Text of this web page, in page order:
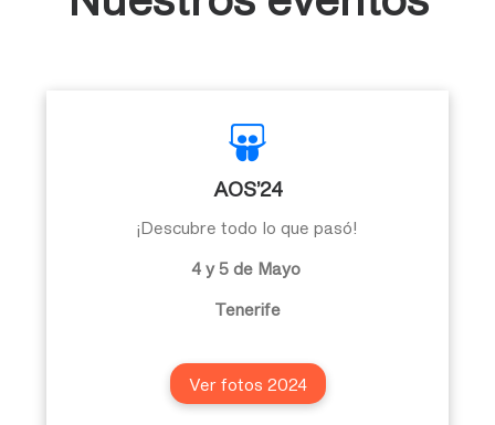
AOS’24
¡Descubre todo lo que pasó!
4 y 5 de Mayo
Tenerife
Ver fotos 2024